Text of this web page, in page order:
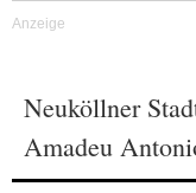
Neuköllner
Amadeu